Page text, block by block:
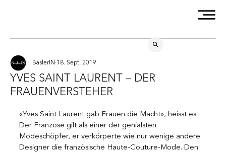
YVES SAINT LAURENT – DER
FRAUENVERSTEHER
BaslerIN 18. Sept. 2019
«Yves Saint Laurent gab Frauen die Macht», heisst es.
Der Franzose gilt als einer der genialsten
Modeschöpfer, er verkörperte wie nur wenige andere
Designer die französische Haute-Couture-Mode. Den